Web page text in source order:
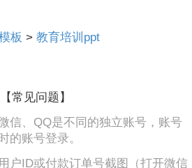
监督和群众监督，把发现问题、推动整
板 > 教育培训ppt
【常见问题】
信、QQ是不同的独立账号，账号
的账号登录。
户ID或付款订单号截图（打开微信